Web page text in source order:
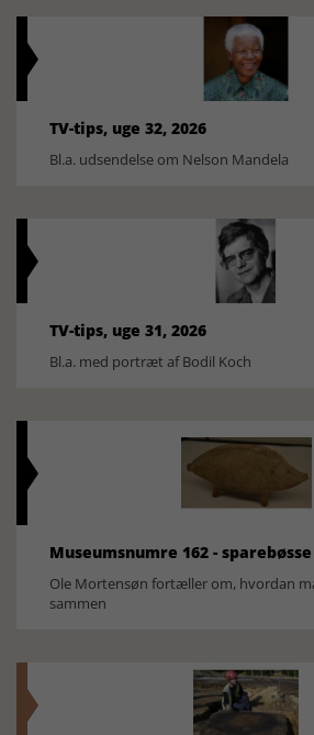
TV-tips, uge 32, 2026
Bl.a. udsendelse om Nelson Mandela
TV-tips, uge 31, 2026
Bl.a. med portræt af Bodil Koch
Museumsnumre 162 - sparebøsse
Ole Mortensøn fortæller om, hvordan
sammen